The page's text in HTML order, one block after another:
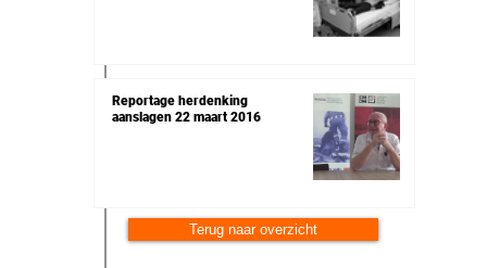
Reportage herdenking
aanslagen 22 maart 2016
Terug naar overzicht